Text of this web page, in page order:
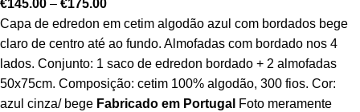
€145.00 – €175.00
Capa de edredon em cetim algodão azul com bordados bege
claro de centro até ao fundo. Almofadas com bordado nos 4
lados. Conjunto: 1 saco de edredon bordado + 2 almofadas
50x75cm. Composição: cetim 100% algodão, 300 fios. Cor:
azul cinza/ bege Fabricado em Portugal Foto meramente